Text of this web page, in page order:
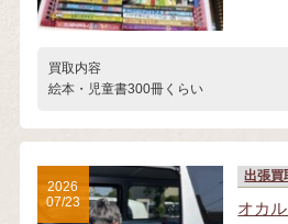
買取内容
絵本・児童書300冊くらい
出張買
オカ
2026
07/23